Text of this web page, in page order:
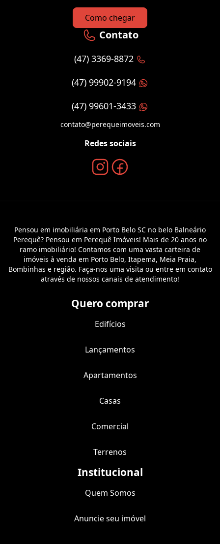
Como chegar
Contato
(47) 3369-8872
(47) 99902-9194
(47) 99601-3433
contato@perequeimoveis.com
Redes sociais
Pensou em imobiliária em Porto Belo SC no belo Balneário
Perequê? Pensou em Perequê Imóveis! Mais de 20 anos no
ramo imobiliário! Contamos com uma vasta carteira de
imóveis à venda em Porto Belo, Itapema, Meia Praia,
Bombinhas e região. Faça-nos uma visita ou entre em contato
através de nossos canais de atendimento!
Quero comprar
Edifícios
Lançamentos
Apartamentos
Casas
Comercial
Terrenos
Institucional
Quem Somos
Anuncie seu imóvel